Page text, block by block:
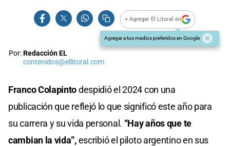
+ Agregar El Litoral en
Agregar a tus medios preferidos en Google
Por:Redacción EL
contenidos@ellitoral.com
Franco Colapintodespidió el 2024 con una
publicación que reflejó lo que significó este año para
su carrera y su vida personal. “Hay años que te
cambian la vida”,escribió el piloto argentino en sus